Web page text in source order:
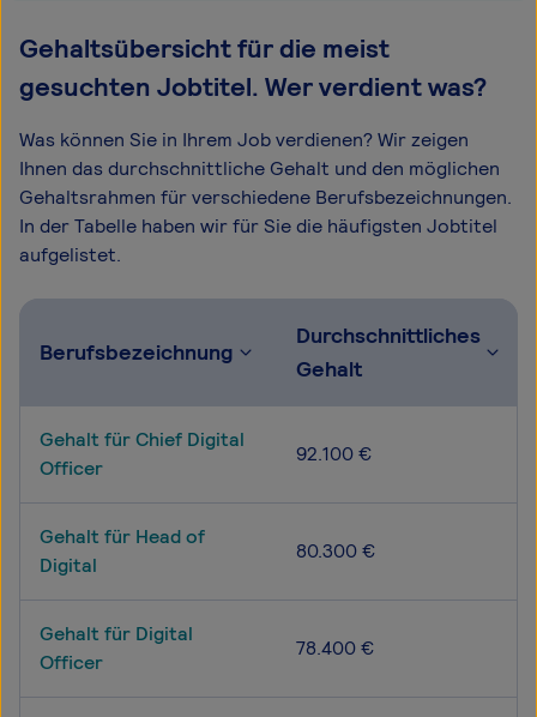
Gehaltsübersicht für die meist
gesuchten Jobtitel. Wer verdient was?
Was können Sie in Ihrem Job verdienen? Wir zeigen
Ihnen das durchschnittliche Gehalt und den möglichen
Gehaltsrahmen für verschiedene Berufsbezeichnungen.
In der Tabelle haben wir für Sie die häufigsten Jobtitel
aufgelistet.
Berufsbezeichnung
Durchschnittliches
Gehalt
Gehalt für Chief Digital
Officer
92.100 €
Gehalt für Head of
Digital
80.300 €
Gehalt für Digital
Officer
78.400 €